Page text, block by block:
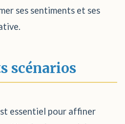
ses sentiments et ses
scénarios
essentiel pour affiner